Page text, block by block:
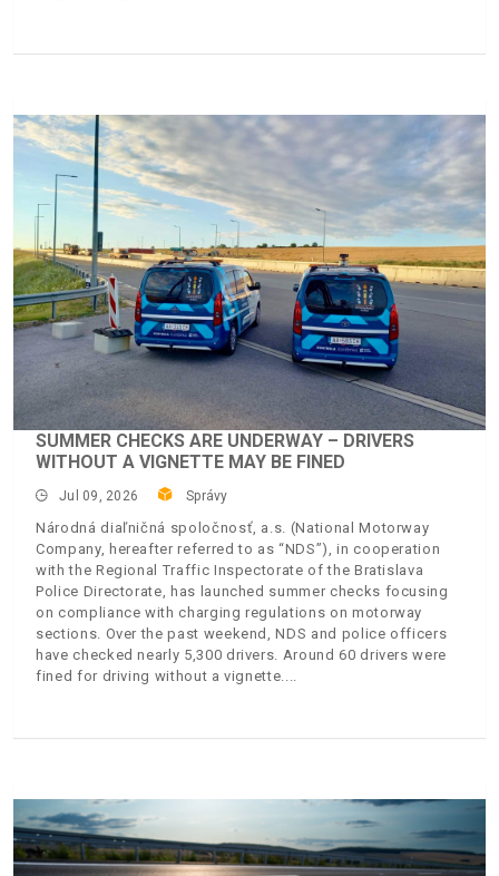
SUMMER CHECKS ARE UNDERWAY – DRIVERS
WITHOUT A VIGNETTE MAY BE FINED
Jul 09, 2026 Správy
Národná diaľničná spoločnosť, a.s. (National Motorway
Company, hereafter referred to as “NDS”), in cooperation
with the Regional Traffic Inspectorate of the Bratislava
Police Directorate, has launched summer checks focusing
on compliance with charging regulations on motorway
sections. Over the past weekend, NDS and police officers
have checked nearly 5,300 drivers. Around 60 drivers were
fined for driving without a vignette.